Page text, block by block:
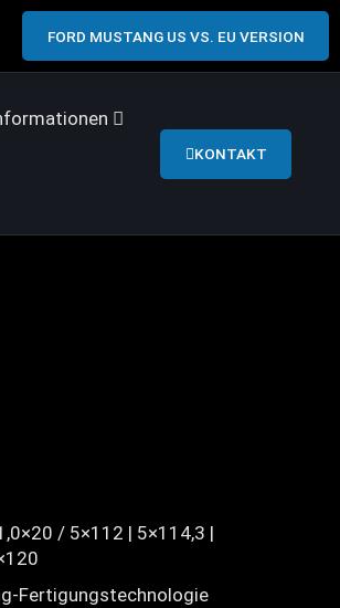
FORD MUSTANG US VS. EU VERSION
KONTAKT
/ 5×112 | 5×114,3 |
Fertigungstechnologie